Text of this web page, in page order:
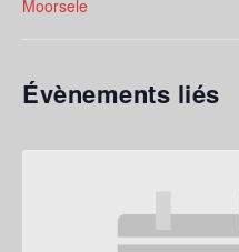
Moorsele
Évènements liés